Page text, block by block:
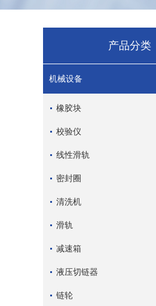
产品分类
机械设备
橡胶块
校验仪
线性滑轨
密封圈
清洗机
滑轨
减速箱
液压切链器
链轮